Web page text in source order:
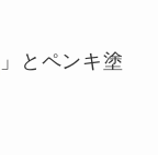
」とペンキ塗